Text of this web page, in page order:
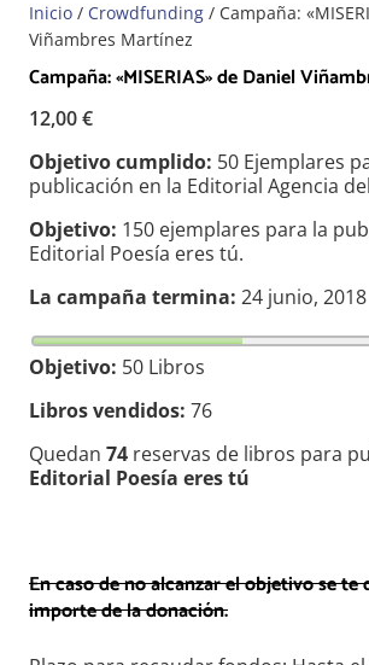
Inicio / Crowdfunding / Campaña:
Viñambres Martínez
Campaña: «MISERIAS» de Daniel
12,00€
Objetivo cumplido: 50 Ejemplares
publicación en la Editorial Agencia
Objetivo: 150 ejemplares para la
Editorial Poesía eres tú.
La campaña termina: 24 junio, 2018
Objetivo: 50 Libros
Libros vendidos: 76
Quedan 74 reservas de libros para
Editorial Poesía eres tú
En caso de no alcanzar el objetivo se te
importe de la donación.